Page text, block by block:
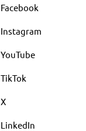
Facebook
Instagram
YouTube
TikTok
X
LinkedIn